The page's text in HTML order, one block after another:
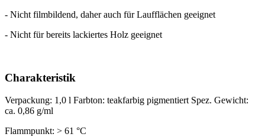
- Nicht filmbildend, daher auch für Laufflächen geeignet
- Nicht für bereits lackiertes Holz geeignet
Charakteristik
Verpackung: 1,0 l Farbton: teakfarbig pigmentiert Spez. Gewicht:
ca. 0,86 g/ml
Flammpunkt: > 61 °C